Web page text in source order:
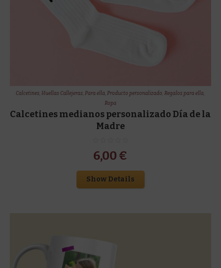
Calcetines,Huellas Callejeras,Para ella,Producto personalizado,Regalos para ella,
Ropa
Calcetines medianos personalizado Día de la
Madre
6,00 €
Show Details